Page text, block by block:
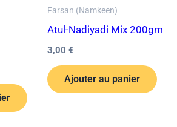
Farsan (Namkeen)
Atul-Nadiyadi Mix 200gm
3,00 €
Ajouter au panier